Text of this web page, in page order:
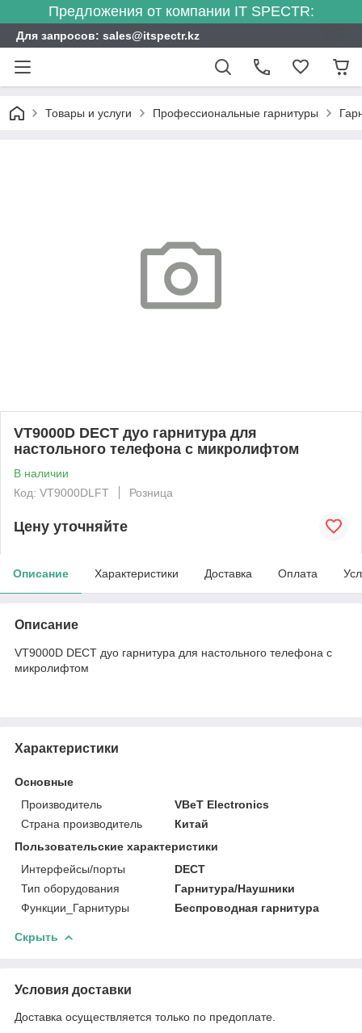
Предложения от компании IT SPECTR:
Для запросов: sales@itspectr.kz
Товары и услуги Профессиональные гарнитуры
VT9000D DECT дуо гарнитура для
настольного телефона с микролифтом
В наличии
Код: VT9000DLFT
Розница
Цену уточняйте
Описание Характеристики Доставка Оплата
Описание
VT9000D DECT дуо гарнитура для настольного телефона с
микролифтом
Характеристики
Основные
Производитель
VBeT Electronics
Страна производитель
Китай
Пользовательские характеристики
Интерфейсы/порты
DECT
Тип оборудования
Гарнитура/Наушники
Функции_Гарнитуры
Беспроводная гарнитура
Скрыть
Условия доставки
Доставка осуществляется только по предоплате.